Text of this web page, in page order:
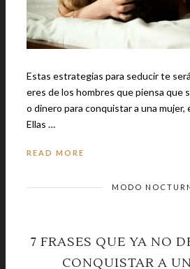
Estas estrategias para seducir te
eres de los hombres que piensa que
o dinero para conquistar a una mujer,
Ellas …
READ MORE
MODO
7 FRASES QUE YA NO
CONQUISTAR A